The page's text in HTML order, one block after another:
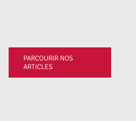
PARCOURIR NOS
ARTICLES